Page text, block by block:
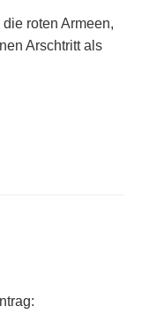
roten Armeen,
Arschtritt als